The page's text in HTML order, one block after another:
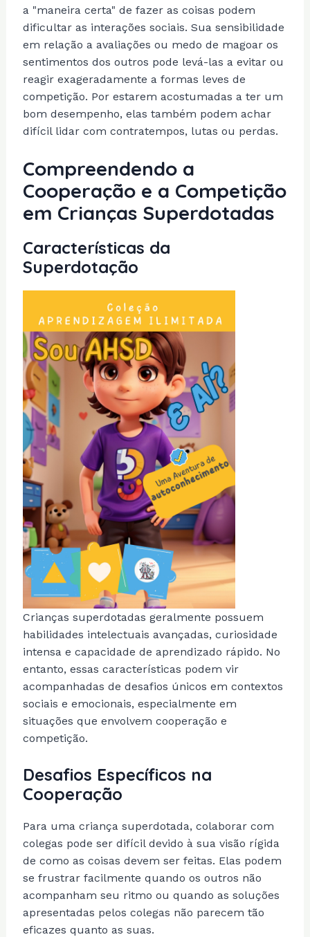
a "maneira certa" de fazer as coisas podem
dificultar as interações sociais. Sua sensibilidade
em relação a avaliações ou medo de magoar os
sentimentos dos outros pode levá-las a evitar ou
reagir exageradamente a formas leves de
competição. Por estarem acostumadas a ter um
bom desempenho, elas também podem achar
difícil lidar com contratempos, lutas ou perdas.
Compreendendo a
Cooperação e a Competição
em Crianças Superdotadas
Características da
Superdotação
Crianças superdotadas geralmente possuem
habilidades intelectuais avançadas, curiosidade
intensa e capacidade de aprendizado rápido. No
entanto, essas características podem vir
acompanhadas de desafios únicos em contextos
sociais e emocionais, especialmente em
situações que envolvem cooperação e
competição.
Desafios Específicos na
Cooperação
Para uma criança superdotada, colaborar com
colegas pode ser difícil devido à sua visão rígida
de como as coisas devem ser feitas. Elas podem
se frustrar facilmente quando os outros não
acompanham seu ritmo ou quando as soluções
apresentadas pelos colegas não parecem tão
eficazes quanto as suas.